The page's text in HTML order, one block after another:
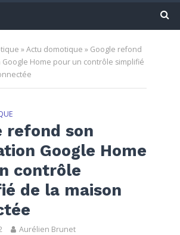
»Actu domotique » Google refond
Google Home pour un contrôle simplifié
refond son
Google Home
contrôle
de la maison
Aurélien Brunet